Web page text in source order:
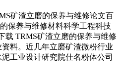
矿渣立磨的保养与维修论文百
保养与维修材料科学工程科技
载 TRMS矿渣立磨的保养与维修
料。近几年立磨矿渣微粉行业
工业设计研究院仕名粉体公司